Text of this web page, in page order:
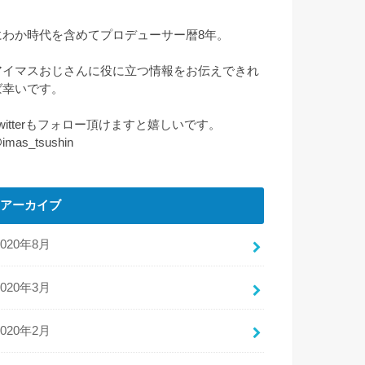
わか時代を含めてプロデューサー暦8年。
イマスおじさんに役に立つ情報をお伝えできれ
いです。
もフォロー頂けますと嬉しいです。
アーカイブ
年8月
年3月
年2月